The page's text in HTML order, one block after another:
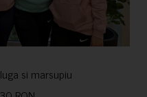
si marsupiu